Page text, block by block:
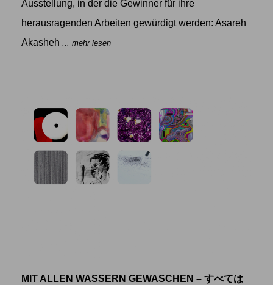
Ausstellung, in der die Gewinner für ihre
herausragenden Arbeiten gewürdigt werden: Asareh
Akasheh ... mehr lesen
MIT ALLEN WASSERN GEWASCHEN – すべては